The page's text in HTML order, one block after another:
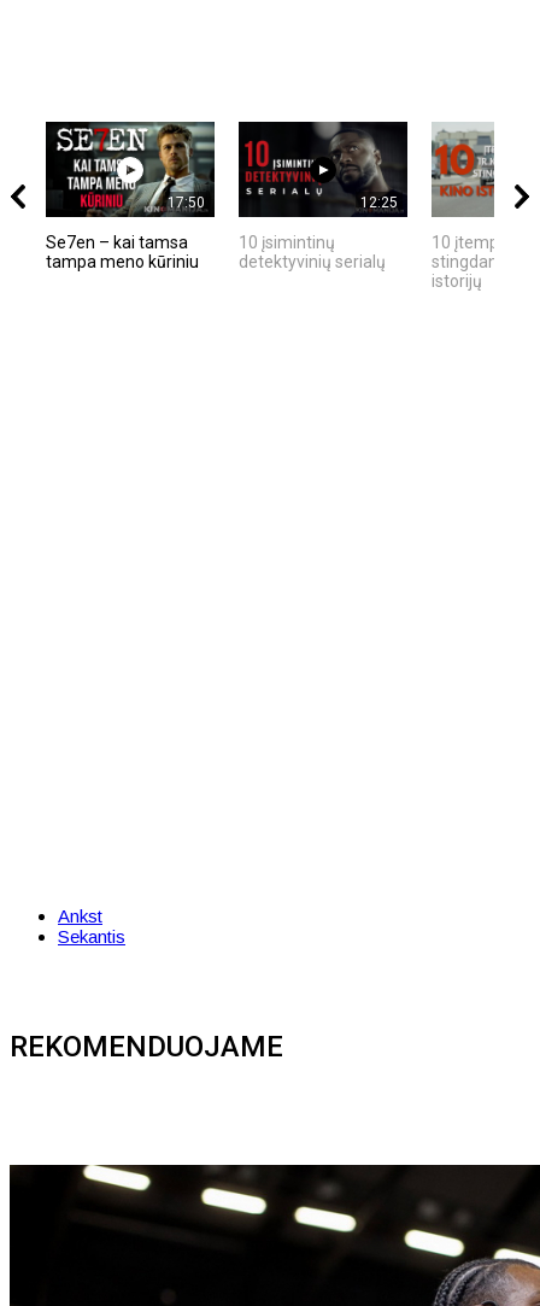
17:50
Se7en – kai tamsa
tampa meno kūriniu
12:25
10 įsimintinų
detektyvinių serialų
10 įtemptų,
stingdančių
istorijų
Ankst
Sekantis
REKOMENDUOJAME